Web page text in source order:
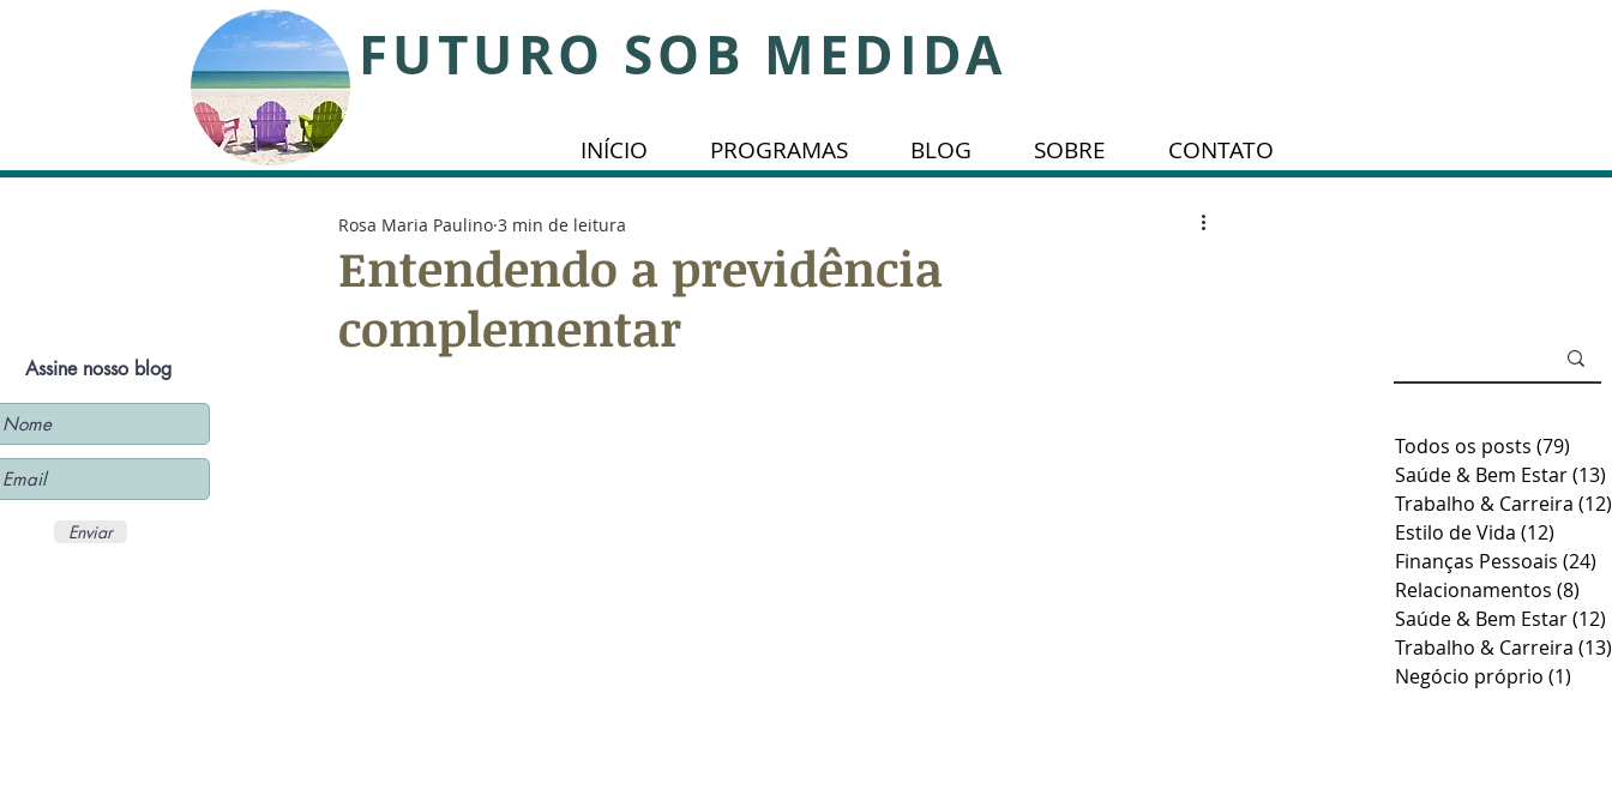
FUTURO SOB MEDIDA
INÍCIO PROGRAMAS BLOG SOBRE CONTATO
Assine nosso blog
Enviar
Entendendo a previdência
complementar
Rosa Maria Paulino 3 min de leitura
Todos os posts (79)
Saúde & Bem Estar(13)
Trabalho & Carreira (12)
Estilo de Vida (12)
Finanças Pessoais (24)
Relacionamentos (8)
Saúde & Bem Estar(12)
Trabalho & Carreira (13)
Negócio próprio (1)